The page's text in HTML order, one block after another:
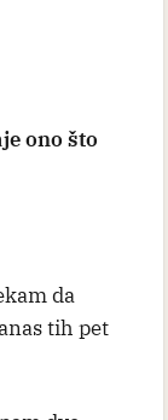
ono što
da
tih pet